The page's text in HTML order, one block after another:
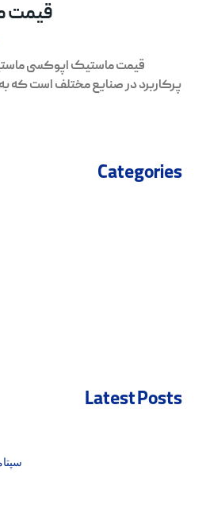
قیمت
قیمت ماستیک اپوکسی
پرکاربرد در صنایع مختلف است که
Categories
Latest Posts
سپتامبر